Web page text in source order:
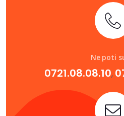
Ne poti
0721.08.08.10,